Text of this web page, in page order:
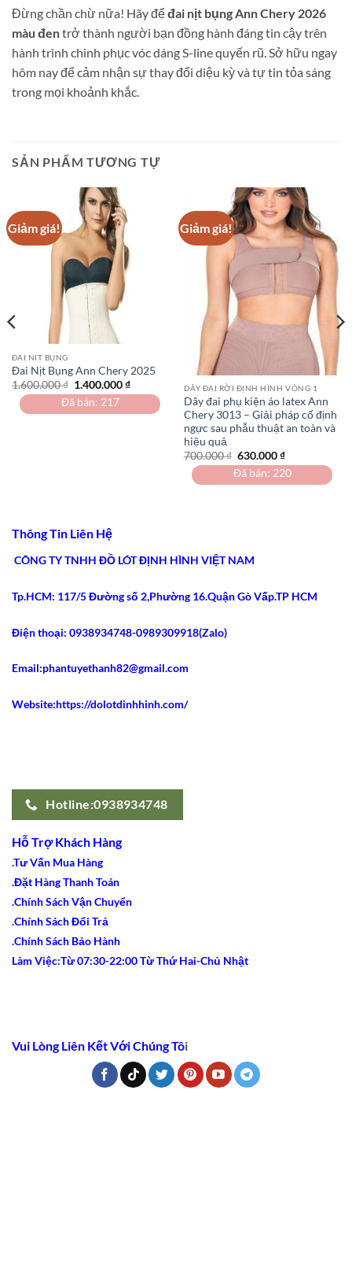
Đừng chần chừ nữa! Hãy đểđai nịt bụng Ann Chery 2026
màu đentrở thành người bạn đồng hành đáng tin cậy trên
hành trình chinh phục vóc dáng S-line quyến rũ. Sở hữu ngay
hôm nay để cảm nhận sự thay đổi diệu kỳ và tự tin tỏa sáng
trong mọi khoảnh khắc.
SẢN PHẨM TƯƠNG TỰ
Giảm giá!
ĐAI NIT BỤNG
Đai Nịt Bụng Ann Chery 2025
1.600.000₫ Giá
gốc
là:
1.600.000 ₫.
1.400.000₫Giá
hiện
là:
1.400.000 ₫.
Đã bán: 217
Giảm giá!
DÂY ĐAI RỜI ĐỊNH HÌNH VÒNG 1
Dây đai phụ kiện áo latex Ann
Chery 3013 – Giải pháp cố định
ngực sau phẫu thuật an toàn và
hiệu quả
700.000₫ Giá
gốc
là:
700.000 ₫.
630.000₫Giá
hiện
tại
là:
Đã bán: 220
Thông Tin Liên Hệ
CÔNG TY TNHH ĐỒ LÓT ĐỊNH HÌNH VIỆT NAM
Tp.HCM: 117/5 Đường số 2,Phường 16.Quận Gò Vấp.TP HCM
Điện thoại: 0938934748-0989309918(Zalo)
Email:phantuyethanh82@gmail.com
Website:https://dolotdinhhinh.com/
Hotline:0938934748
Hỗ Trợ Khách Hàng
.Tư Vấn Mua Hàng
.Đặt Hàng Thanh Toán
.Chính Sách Vận Chuyển
.Chính Sách Đổi Trả
.Chính Sách Bảo Hành
Làm Việc:Từ 07:30-22:00 Từ Thứ Hai-Chủ Nhật
Vui Lòng Liên Kết Với Chúng Tôi